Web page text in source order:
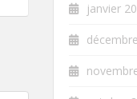
janvier